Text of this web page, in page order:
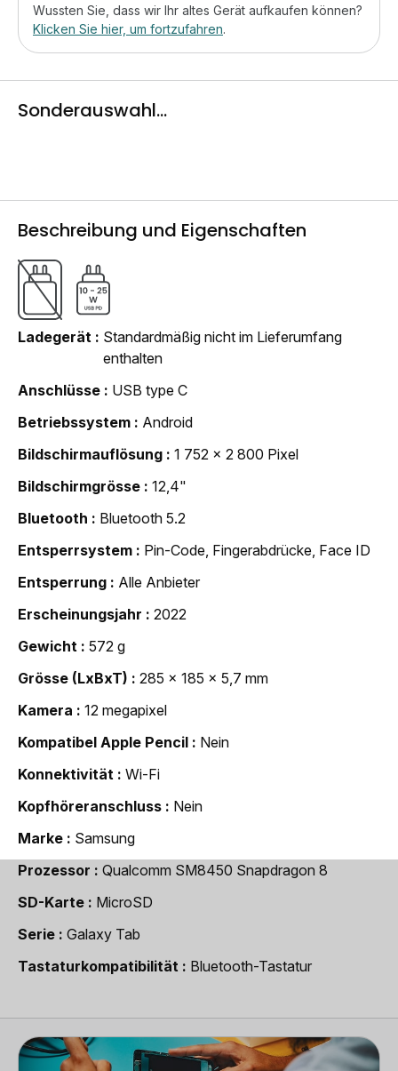
Wussten Sie, dass wir Ihr altes Gerät aufkaufen können?
Klicken Sie hier, um fortzufahren.
Sonderauswahl...
Beschreibung und Eigenschaften
Ladegerät
Standardmäßig nicht im Lieferumfang
enthalten
Anschlüsse
USB type C
Betriebssystem
Android
Bildschirmauflösung
1 752 x 2 800 Pixel
Bildschirmgrösse
12,4"
Bluetooth
Bluetooth 5.2
Entsperrsystem
Pin-Code, Fingerabdrücke, Face ID
Entsperrung
Alle Anbieter
Erscheinungsjahr
2022
Gewicht
572 g
Grösse (LxBxT)
285 x 185 x 5,7 mm
Kamera
12 megapixel
Kompatibel Apple Pencil
Nein
Konnektivität
Wi-Fi
Kopfhöreranschluss
Nein
Marke
Samsung
Prozessor
Qualcomm SM8450 Snapdragon 8
SD-Karte
MicroSD
Serie
Galaxy Tab
Tastaturkompatibilität
Bluetooth-Tastatur